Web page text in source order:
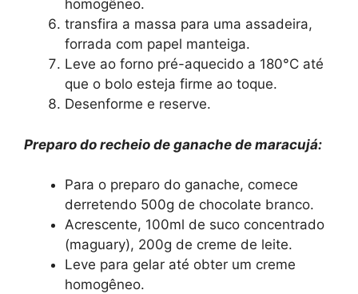
homogêneo.
transfira a massa para uma assadeira,
forrada com papel manteiga.
Leve ao forno pré-aquecido a 180°C até
que o bolo esteja firme ao toque.
Desenforme e reserve.
Preparo do recheio de ganache de maracujá:
Para o preparo do ganache, comece
derretendo 500g de chocolate branco.
Acrescente, 100ml de suco concentrado
(maguary), 200g de creme de leite.
Leve para gelar até obter um creme
homogêneo.